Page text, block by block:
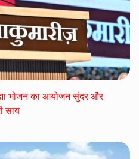
भोजन का आयोजन सुंदर और
साय